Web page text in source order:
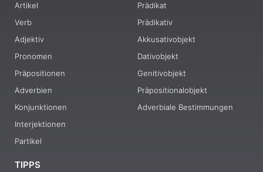
Artikel
Verb
Adjektiv
Pronomen
Präpositionen
Adverbien
Konjunktionen
Interjektionen
Partikel
Prädikat
Prädikativ
Akkusativobjekt
Dativobjekt
Genitivobjekt
Präpositionalobjekt
Adverbiale Bestimmungen
TIPPS